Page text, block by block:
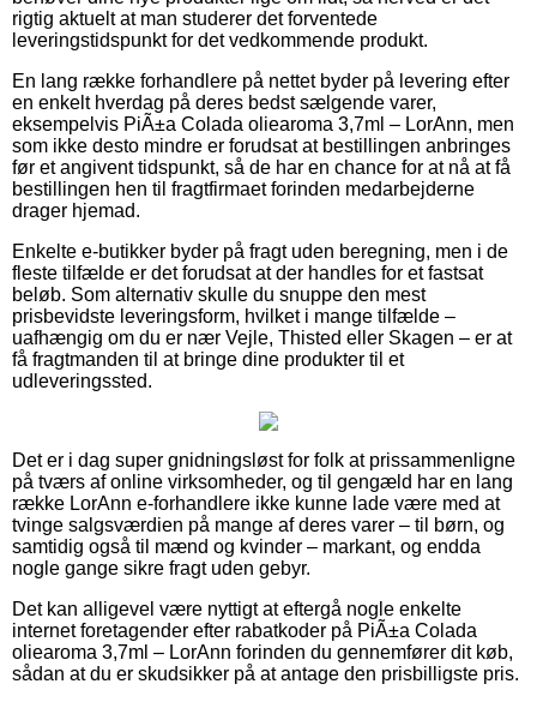
rigtig aktuelt at man studerer det forventede
leveringstidspunkt for det vedkommende produkt.
En lang række forhandlere på nettet byder på levering efter
en enkelt hverdag på deres bedst sælgende varer,
eksempelvis PiÃ±a Colada oliearoma 3,7ml – LorAnn, men
som ikke desto mindre er forudsat at bestillingen anbringes
før et angivent tidspunkt, så de har en chance for at nå at få
bestillingen hen til fragtfirmaet forinden medarbejderne
drager hjemad.
Enkelte e-butikker byder på fragt uden beregning, men i de
fleste tilfælde er det forudsat at der handles for et fastsat
beløb. Som alternativ skulle du snuppe den mest
prisbevidste leveringsform, hvilket i mange tilfælde –
uafhængig om du er nær Vejle, Thisted eller Skagen – er at
få fragtmanden til at bringe dine produkter til et
udleveringssted.
Det er i dag super gnidningsløst for folk at prissammenligne
på tværs af online virksomheder, og til gengæld har en lang
række LorAnn e-forhandlere ikke kunne lade være med at
tvinge salgsværdien på mange af deres varer – til børn, og
samtidig også til mænd og kvinder – markant, og endda
nogle gange sikre fragt uden gebyr.
Det kan alligevel være nyttigt at eftergå nogle enkelte
internet foretagender efter rabatkoder på PiÃ±a Colada
oliearoma 3,7ml – LorAnn forinden du gennemfører dit køb,
sådan at du er skudsikker på at antage den prisbilligste pris.